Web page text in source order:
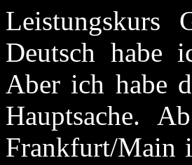
Leistungskurs
Deutsch habe
Aber ich habe
Hauptsache.
Frankfurt/Main